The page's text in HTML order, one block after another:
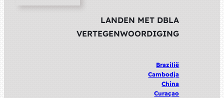
LANDEN MET DBLA
VERTEGENWOORDIGING
Brazilië
Cambodja
China
Curaçao